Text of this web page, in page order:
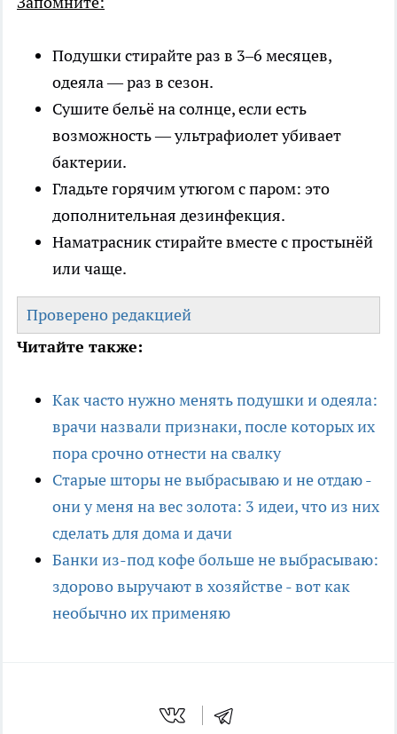
Подушки стирайте раз в 3–6 месяцев,
одеяла — раз в сезон.
Сушите бельё на солнце, если есть
возможность — ультрафиолет убивает
бактерии.
Гладьте горячим утюгом с паром: это
дополнительная дезинфекция.
Наматрасник стирайте вместе с простынёй
или чаще.
Проверено редакцией
Читайте также:
Как часто нужно менять подушки и одеяла:
врачи назвали признаки, после которых их
пора срочно отнести на свалку
Старые шторы не выбрасываю и не отдаю -
они у меня на вес золота: 3 идеи, что из них
сделать для дома и дачи
Банки из-под кофе больше не выбрасываю:
здорово выручают в хозяйстве - вот как
необычно их применяю